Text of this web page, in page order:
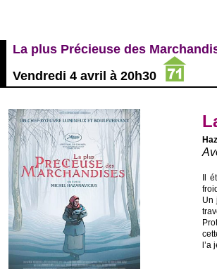
La plus Précieuse des
Vendredi 4 avril à 20h30
Il
Un
l’a